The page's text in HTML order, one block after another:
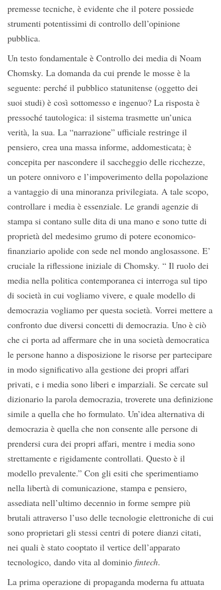
premesse tecniche, è evidente che il potere possiede
strumenti potentissimi di controllo dell’opinione
pubblica.
Un testo fondamentale è Controllo dei media di Noam
Chomsky. La domanda da cui prende le mosse è la
seguente: perché il pubblico statunitense (oggetto dei
suoi studi) è così sottomesso e ingenuo? La risposta è
pressoché tautologica: il sistema trasmette un’unica
verità, la sua. La “narrazione” ufficiale restringe il
pensiero, crea una massa informe, addomesticata; è
concepita per nascondere il saccheggio delle ricchezze,
un potere onnivoro e l’impoverimento della popolazione
a vantaggio di una minoranza privilegiata. A tale scopo,
controllare i media è essenziale. Le grandi agenzie di
stampa si contano sulle dita di una mano e sono tutte di
proprietà del medesimo grumo di potere economico-
finanziario apolide con sede nel mondo anglosassone. E’
cruciale la riflessione iniziale di Chomsky. “ Il ruolo dei
media nella politica contemporanea ci interroga sul tipo
di società in cui vogliamo vivere, e quale modello di
democrazia vogliamo per questa società. Vorrei mettere a
confronto due diversi concetti di democrazia. Uno è ciò
che ci porta ad affermare che in una società democratica
le persone hanno a disposizione le risorse per partecipare
in modo significativo alla gestione dei propri affari
privati, e i media sono liberi e imparziali. Se cercate sul
dizionario la parola democrazia, troverete una definizione
simile a quella che ho formulato. Un’idea alternativa di
democrazia è quella che non consente alle persone di
prendersi cura dei propri affari, mentre i media sono
strettamente e rigidamente controllati. Questo è il
modello prevalente.” Con gli esiti che sperimentiamo
nella libertà di comunicazione, stampa e pensiero,
assediata nell’ultimo decennio in forme sempre più
brutali attraverso l’uso delle tecnologie elettroniche di cui
sono proprietari gli stessi centri di potere dianzi citati,
nei quali è stato cooptato il vertice dell’apparato
tecnologico, dando vita al dominio fintech.
La prima operazione di propaganda moderna fu attuata